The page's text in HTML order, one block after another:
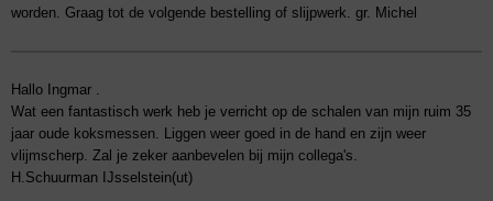
worden. Graag tot de volgende bestelling of slijpwerk. gr. Michel
Hallo Ingmar .
Wat een fantastisch werk heb je verricht op de schalen van mijn ruim 35
jaar oude koksmessen. Liggen weer goed in de hand en zijn weer
vlijmscherp. Zal je zeker aanbevelen bij mijn collega's.
H.Schuurman IJsselstein(ut)